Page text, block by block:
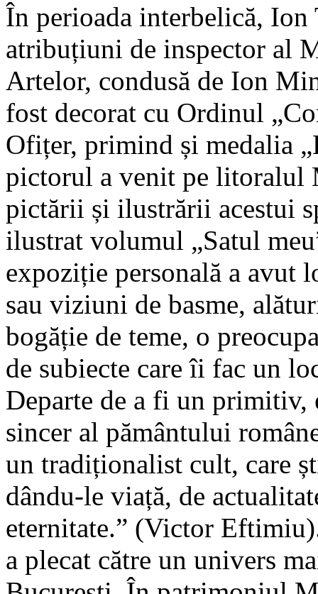
În perioada interbelică, Ion
atribuțiuni de inspector al
Artelor, condusă de Ion
fost decorat cu Ordinul
Ofițer, primind și medalia
pictorul a venit pe litoralul
pictării și ilustrării acestui
ilustrat volumul „Satul
expoziție personală a avut
sau viziuni de basme,
bogăție de teme, o
de subiecte care îi fac un
Departe de a fi un primitiv,
sincer al pământului
un tradiționalist cult, care
dându-le viață, de
eternitate.” (Victor
a plecat către un univers